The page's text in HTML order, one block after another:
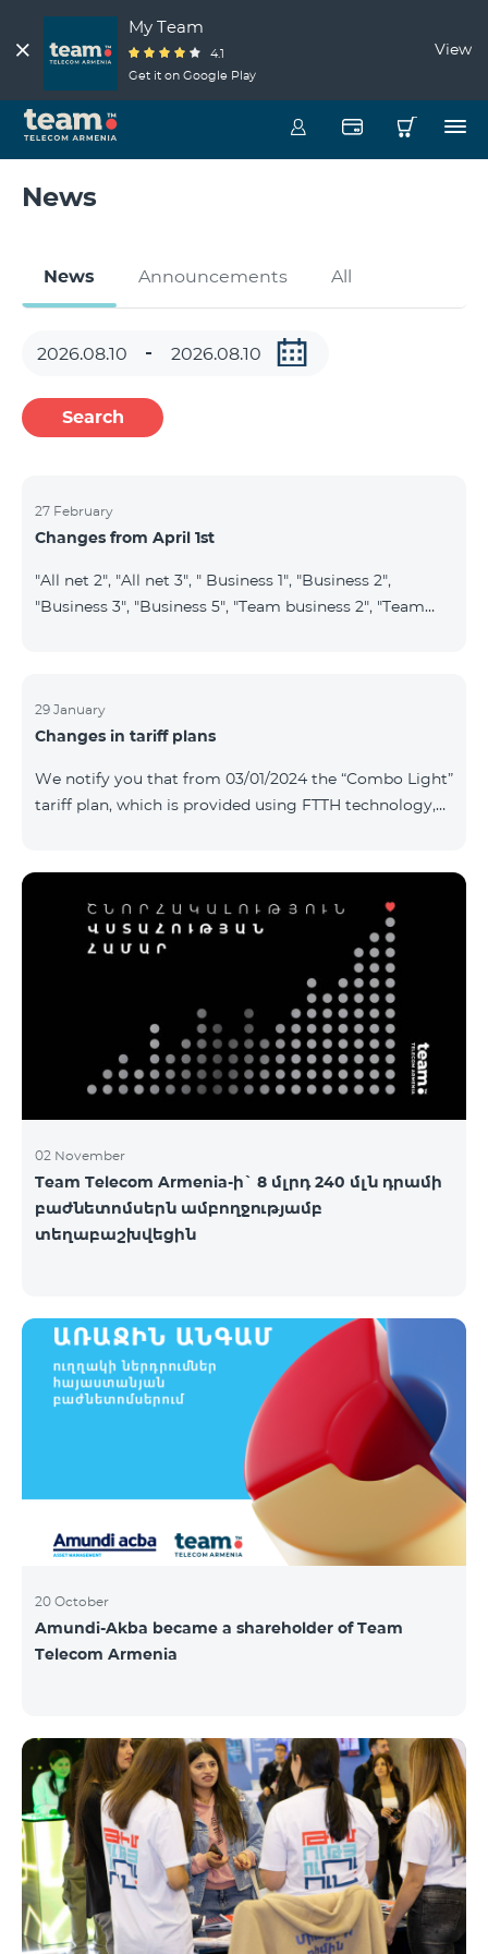
My Team
4.1
Get it on Google Play
View
News
News Announcements All
Search
27 February
Changes from April 1st
"All net 2", "All net 3", " Business 1", "Business 2",
"Business 3", "Business 5", "Team business 2", "Team
"Business Active", "Exclusive Business", "Best partner",
"Leader", "Leader S", "Yandex Economy", "Yandex
operate starting from 01.04.2024. Existing subscribers
of the m
29 January
Changes in tariff plans
We notify you that from 03/01/2024 the “Combo Light”
tariff plan, which is provided using FTTH technology,
contact the service center.
02 November
Team Telecom Armenia-ի` 8 մլրդ 240 մլն դրամի
բաժնետոմսերն ամբողջությամբ
տեղաբաշխվեցին
20 October
Amundi-Akba became a shareholder of Team
Telecom Armenia